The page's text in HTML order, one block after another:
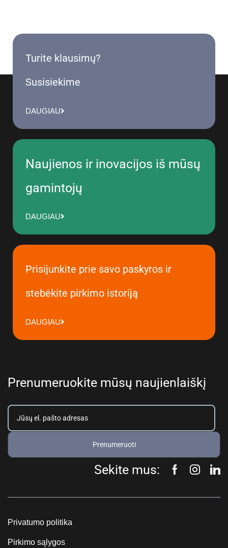
Turite klausimų?
Susisiekime
DAUGIAU
Naujienos ir inovacijos iš mūsų
gamintojų
DAUGIAU
Prisijunkite prie savo paskyros ir
stebėkite pirkimo istoriją
DAUGIAU
Prenumeruokite mūsų naujienlaiškį
Prenumeruoti
Sekite mus:
Privatumo politika
Pirkimo sąlygos